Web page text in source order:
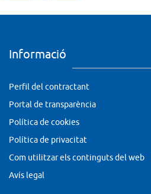
Informació
Perfil del contractant
Portal de transparència
Política de cookies
Política de privacitat
Com utilitzar els continguts del web
Avís legal